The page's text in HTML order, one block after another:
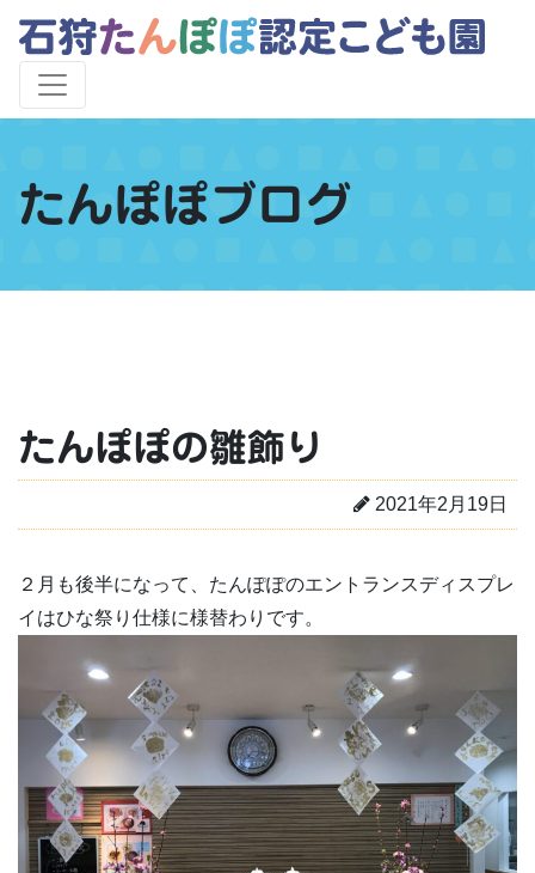
たんぽぽブログ
たんぽぽの雛飾り
2021年2月19日
２月も後半になって、たんぽぽのエントランスディスプレ
イはひな祭り仕様に様替わりです。